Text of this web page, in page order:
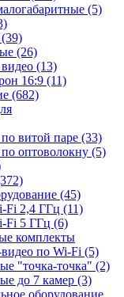
(5)
(39)
(26)
(13)
16:9 (11)
(682)
витой паре (33)
оптоволокну (5)
(45)
Fi 2,4 ГГц (11)
Fi 5 ГГц (6)
комплекты
по Wi-Fi (5)
"точка-точка" (2)
до 7 камер (3)
оборудование